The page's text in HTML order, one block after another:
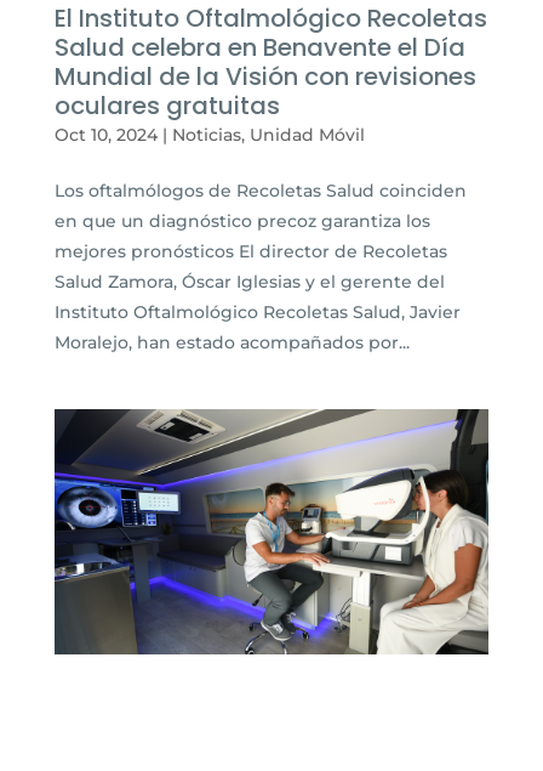
El Instituto Oftalmológico Recoletas
Salud celebra en Benavente el Día
Mundial de la Visión con revisiones
oculares gratuitas
Oct 10, 2024| Noticias, Unidad Móvil
Los oftalmólogos de Recoletas Salud coinciden
en que un diagnóstico precoz garantiza los
mejores pronósticos El director de Recoletas
Salud Zamora, Óscar Iglesias y el gerente del
Instituto Oftalmológico Recoletas Salud, Javier
Moralejo, han estado acompañados por...